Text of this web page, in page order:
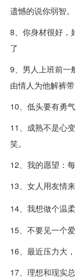
遗憾的说你弱智。
8、你身材很好，
了
9、男人上班前一
由情人为他解裤带
10、低头要有勇
11、成熟不是心
笑。
12、我的愿望：
13、女人用友情
14、我想做个温柔
15、不要见一个
16、最近压力大
17、理想和现实